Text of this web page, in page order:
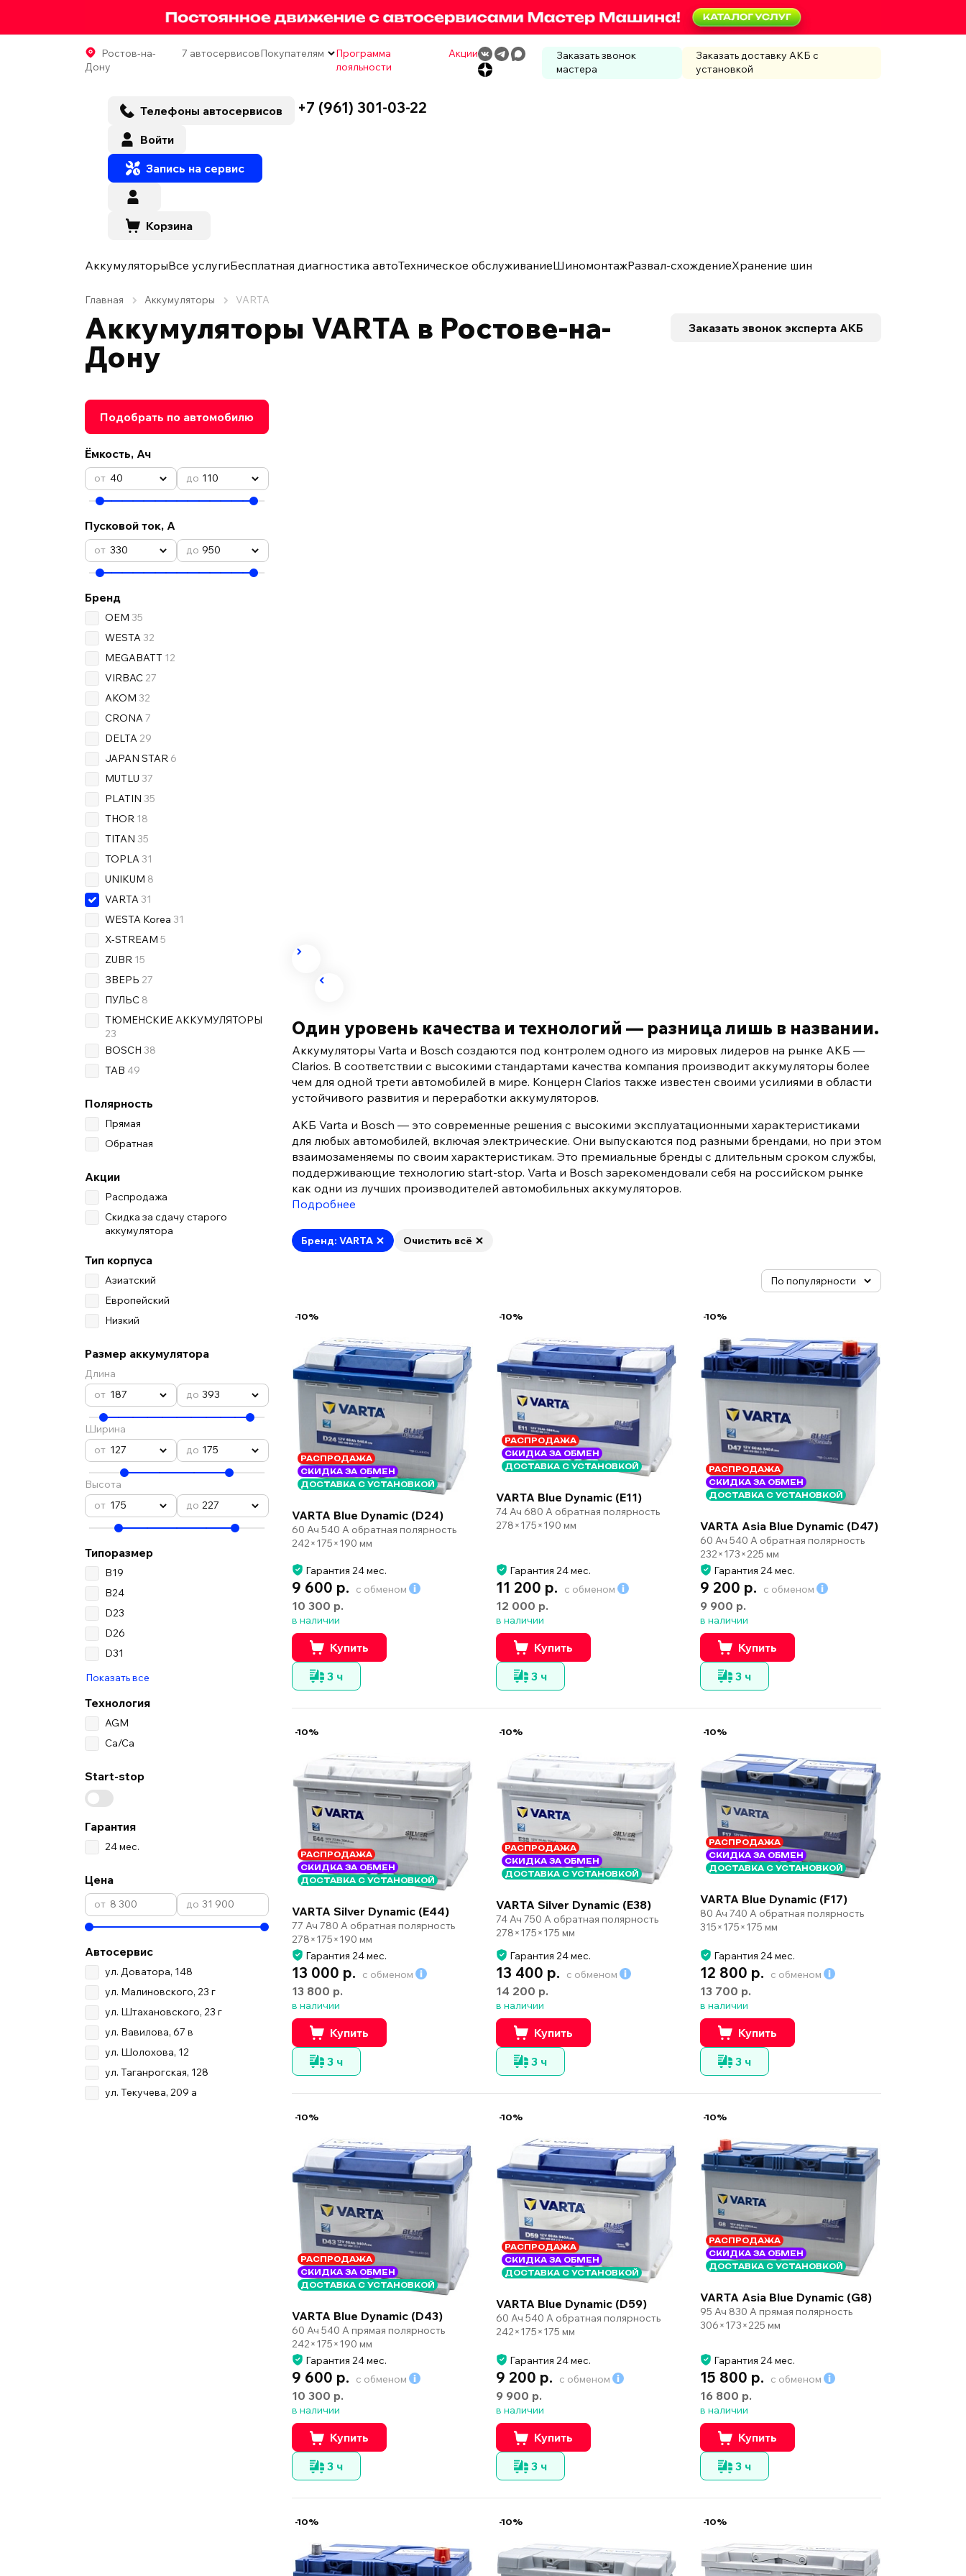
Ростов-на-
Дону
7 автосервисовПокупателям
Программа
лояльности
Акции
Заказать звонок
мастера
Заказать доставку АКБ с
установкой
Телефоны автосервисов +7 (961) 301-03-22
Войти
Запись на сервис
Корзина
АккумуляторыВсе услугиБесплатная диагностика автоТехническое обслуживаниеШиномонтажРазвал-схождениеХранение шин
Главная Аккумуляторы VARTA
Аккумуляторы VARTA в Ростове-на-
Дону
Заказать звонок эксперта АКБ
Подобрать по автомобилю
Ёмкость, Ач
40 110
Пусковой ток, А
330 950
Бренд
OEM 35
WESTA 32
MEGABATT 12
VIRBAC 27
AKOM 32
CRONA 7
DELTA 29
JAPAN STAR 6
MUTLU 37
PLATIN 35
THOR 18
TITAN 35
TOPLA 31
UNIKUM 8
VARTA 31
WESTA Korea 31
X-STREAM 5
ZUBR 15
ЗВЕРЬ 27
ПУЛЬС 8
ТЮМЕНСКИЕ АККУМУЛЯТОРЫ
23
BOSCH 38
TAB 49
Полярность
Прямая
Обратная
Акции
Распродажа
Скидка за сдачу старого
аккумулятора
Тип корпуса
Азиатский
Европейский
Низкий
Размер аккумулятора
Длина
187
393
Ширина
127
175
Высота
175
227
Типоразмер
B19
B24
D23
D26
D31
Показать все
Технология
AGM
Ca/Ca
Start-stop
Гарантия
24 мес.
Цена
Автосервис
ул. Доватора, 148
ул. Малиновского, 23 г
ул. Штахановского, 23 г
ул. Вавилова, 67 в
ул. Шолохова, 12
ул. Таганрогская, 128
ул. Текучева, 209 а
Один уровень качества и технологий — разница лишь в названии.
Аккумуляторы Varta и Bosch создаются под контролем одного из мировых лидеров на рынке АКБ —
Clarios. В соответствии с высокими стандартами качества компания производит аккумуляторы более
чем для одной трети автомобилей в мире. Концерн Clarios также известен своими усилиями в области
устойчивого развития и переработки аккумуляторов.
АКБ Varta и Bosch — это современные решения с высокими эксплуатационными характеристиками
для любых автомобилей, включая электрические. Они выпускаются под разными брендами, но при этом
взаимозаменяемы по своим характеристикам. Это премиальные бренды с длительным сроком службы,
поддерживающие технологию start-stop. Varta и Bosch зарекомендовали себя на российском рынке
как одни из лучших производителей автомобильных аккумуляторов.
Подробнее
Бренд: VARTA Очистить всё
-10%
РАСПРОДАЖА
СКИДКА ЗА ОБМЕН
ДОСТАВКА С УСТАНОВКОЙ
VARTA Blue Dynamic (D24)
60 Ач 540 А обратная полярность
242×175×190 мм
Гарантия 24 мес.
9 600 р. с обменом
10 300 р.
в наличии
Купить
3 ч
-10%
РАСПРОДАЖА
СКИДКА ЗА ОБМЕН
ДОСТАВКА С УСТАНОВКОЙ
VARTA Blue Dynamic (E11)
74 Ач 680 А обратная полярность
278×175×190 мм
Гарантия 24 мес.
11 200 р. с обменом
12 000 р.
в наличии
Купить
3 ч
-10%
РАСПРОДАЖА
СКИДКА ЗА ОБМЕН
ДОСТАВКА С УСТАНОВКОЙ
VARTA Asia Blue Dynamic (D47)
60 Ач 540 А обратная полярность
232×173×225 мм
Гарантия 24 мес.
9 200 р. с обменом
9 900 р.
в наличии
Купить
3 ч
-10%
РАСПРОДАЖА
СКИДКА ЗА ОБМЕН
ДОСТАВКА С УСТАНОВКОЙ
VARTA Silver Dynamic (E44)
77 Ач 780 А обратная полярность
278×175×190 мм
Гарантия 24 мес.
13 000 р. с обменом
13 800 р.
в наличии
Купить
3 ч
-10%
РАСПРОДАЖА
СКИДКА ЗА ОБМЕН
ДОСТАВКА С УСТАНОВКОЙ
VARTA Silver Dynamic (E38)
74 Ач 750 А обратная полярность
278×175×175 мм
Гарантия 24 мес.
13 400 р. с обменом
14 200 р.
в наличии
Купить
3 ч
-10%
РАСПРОДАЖА
СКИДКА ЗА ОБМЕН
ДОСТАВКА С УСТАНОВКОЙ
VARTA Blue Dynamic (F17)
80 Ач 740 А обратная полярность
315×175×175 мм
Гарантия 24 мес.
12 800 р. с обменом
13 700 р.
в наличии
Купить
3 ч
-10%
РАСПРОДАЖА
СКИДКА ЗА ОБМЕН
ДОСТАВКА С УСТАНОВКОЙ
VARTA Blue Dynamic (D43)
60 Ач 540 А прямая полярность
242×175×190 мм
Гарантия 24 мес.
9 600 р. с обменом
10 300 р.
в наличии
Купить
3 ч
-10%
РАСПРОДАЖА
СКИДКА ЗА ОБМЕН
ДОСТАВКА С УСТАНОВКОЙ
VARTA Blue Dynamic (D59)
60 Ач 540 А обратная полярность
242×175×175 мм
Гарантия 24 мес.
9 200 р. с обменом
9 900 р.
в наличии
Купить
3 ч
-10%
РАСПРОДАЖА
СКИДКА ЗА ОБМЕН
ДОСТАВКА С УСТАНОВКОЙ
VARTA Asia Blue Dynamic (G8)
95 Ач 830 А прямая полярность
306×173×225 мм
Гарантия 24 мес.
15 800 р. с обменом
16 800 р.
в наличии
Купить
3 ч
-10% -10% -10%